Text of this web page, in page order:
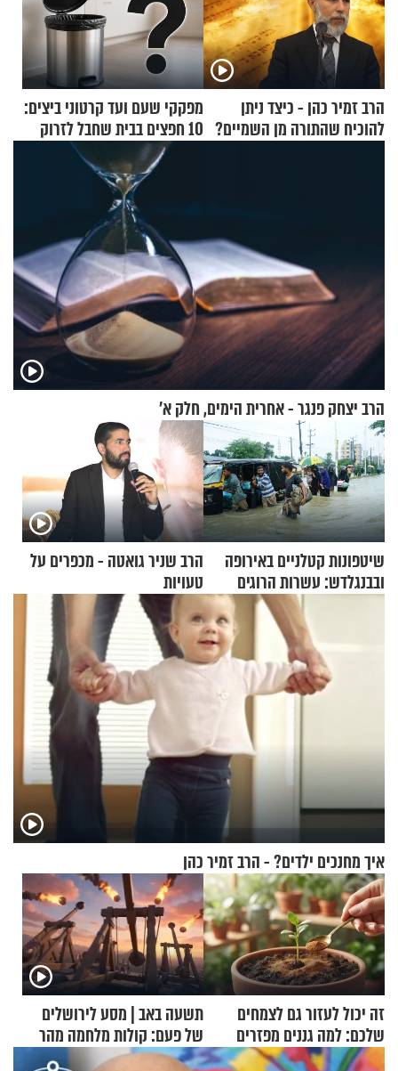
הרב זמיר כהן - כיצד ניתן
להוכיח שהתורה מן השמיים?
מפקקי שעם ועד קרטוני ביצים:
10 חפצים בבית שחבל לזרוק
הרב יצחק פנגר - אחרית הימים, חלק א’
שיטפונות קטלניים באירופה
ובבנגלדש: עשרות הרוגים
ומיליון נפגעים
הרב שניר גואטה - מכפרים על
טעויות
איך מחנכים ילדים? - הרב זמיר כהן
זה יכול לעזור גם לצמחים
שלכם: למה גננים מפזרים
קינמון בעציצים?
תשעה באב | מסע לירושלים
של פעם: קולות מלחמה מהר
הזיתים